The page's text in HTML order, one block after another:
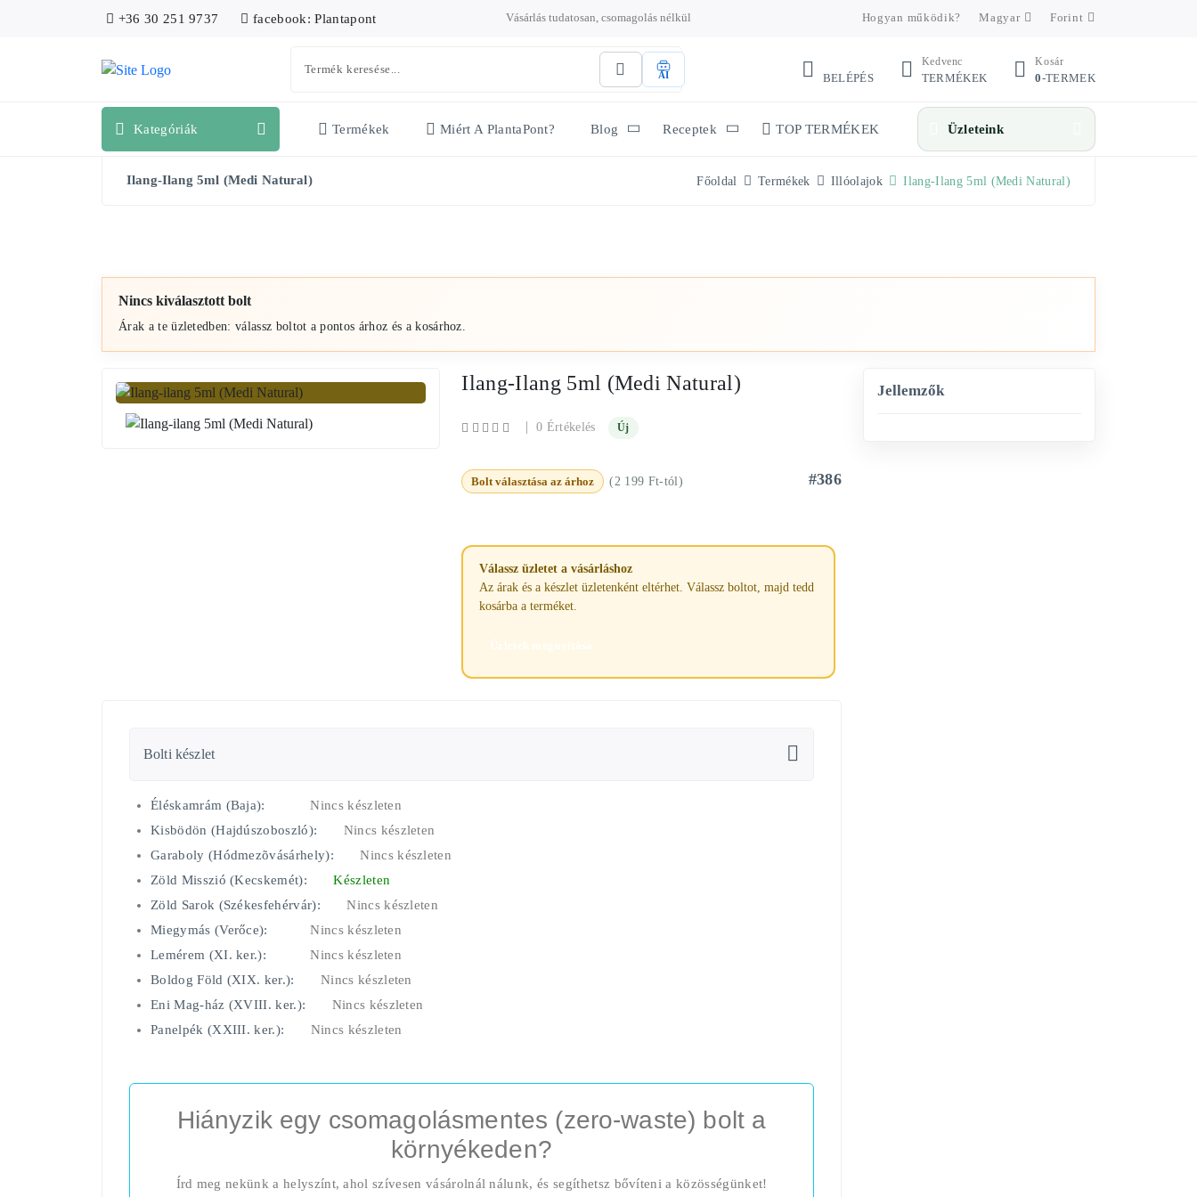
+36 30 251 9737 facebook: Plantapont Vásárlás tudatosan, csomagolás nélkül Hogyan működik? Magyar Forint
AI BELÉPÉS
Kedvenc
TERMÉKEK
Kosár
0-TERMEK
Kategóriák Termékek Miért A PlantaPont? Blog Receptek TOP TERMÉKEK Üzleteink
Ilang-Ilang 5ml (Medi Natural) Főoldal Termékek Illóolajok Ilang-Ilang 5ml (Medi Natural)
Nincs kiválasztott bolt
Árak a te üzletedben: válassz boltot a pontos árhoz és a kosárhoz.
Ilang-Ilang 5ml (Medi Natural)
|0 Értékelés Új
Bolt választása az árhoz (2 199 Ft-tól) #386
Válassz üzletet a vásárláshoz
Az árak és a készlet üzletenként eltérhet. Válassz boltot, majd tedd
kosárba a terméket.
Üzletek megnyitása
Bolti készlet
Éléskamrám (Baja):
Nincs készleten
Kisbödön (Hajdúszoboszló):
Nincs készleten
Garaboly (Hódmezõvásárhely):
Nincs készleten
Zöld Misszió (Kecskemét):
Készleten
Zöld Sarok (Székesfehérvár):
Nincs készleten
Miegymás (Verőce):
Nincs készleten
Lemérem (XI. ker.):
Nincs készleten
Boldog Föld (XIX. ker.):
Nincs készleten
Eni Mag-ház (XVIII. ker.):
Nincs készleten
Panelpék (XXIII. ker.):
Nincs készleten
Hiányzik egy csomagolásmentes (zero-waste) bolt a
környékeden?
Írd meg nekünk a helyszínt, ahol szívesen vásárolnál nálunk, és segíthetsz bővíteni a közösségünket!
Jellemzők